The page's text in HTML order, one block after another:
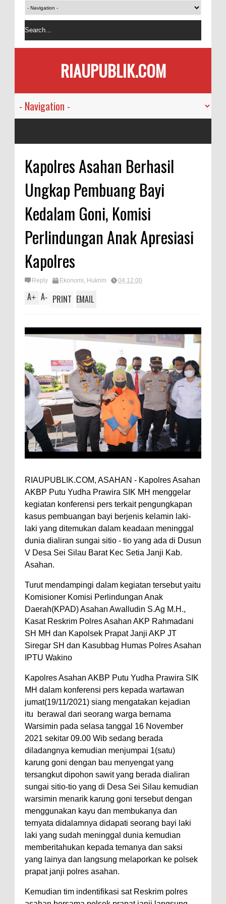
RIAUPUBLIK.COM
Kapolres Asahan Berhasil
Ungkap Pembuang Bayi
Kedalam Goni, Komisi
Perlindungan Anak Apresiasi
Kapolres
Reply Ekonomi, Hukrim 04.12.00
A+ A- PRINT EMAIL
RIAUPUBLIK.COM, ASAHAN - Kapolres Asahan
AKBP Putu Yudha Prawira SIK MH menggelar
kegiatan konferensi pers terkait pengungkapan
kasus pembuangan bayi berjenis kelamin laki-
laki yang ditemukan dalam keadaan meninggal
dunia dialiran sungai sitio - tio yang ada di Dusun
V Desa Sei Silau Barat Kec Setia Janji Kab.
Asahan.
Turut mendampingi dalam kegiatan tersebut yaitu
Komisioner Komisi Perlindungan Anak
Daerah(KPAD) Asahan Awalludin S.Ag M.H.,
Kasat Reskrim Polres Asahan AKP Rahmadani
SH MH dan Kapolsek Prapat Janji AKP JT
Siregar SH dan Kasubbag Humas Polres Asahan
IPTU Wakino
Kapolres Asahan AKBP Putu Yudha Prawira SIK
MH dalam konferensi pers kepada wartawan
jumat(19/11/2021) siang mengatakan kejadian
itu berawal dari seorang warga bernama
Warsimin pada selasa tanggal 16 November
2021 sekitar 09.00 Wib sedang berada
diladangnya kemudian menjumpai 1(satu)
karung goni dengan bau menyengat yang
tersangkut dipohon sawit yang berada dialiran
sungai sitio-tio yang di Desa Sei Silau kemudian
warsimin menarik karung goni tersebut dengan
menggunakan kayu dan membukanya dan
ternyata didalamnya didapati seorang bayi laki
laki yang sudah meninggal dunia kemudian
memberitahukan kepada temanya dan saksi
yang lainya dan langsung melaporkan ke polsek
prapat janji polres asahan.
Kemudian tim indentifikasi sat Reskrim polres